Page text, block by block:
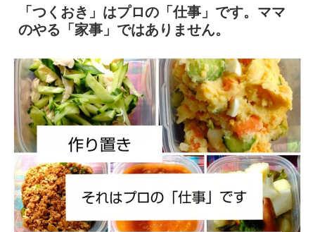
「つくおき」はプロの「仕事」です。ママ
のやる「家事」ではありません。